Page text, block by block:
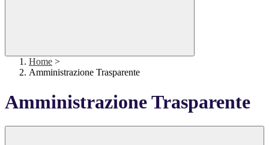
Home >
Amministrazione Trasparente
Amministrazione Trasparente